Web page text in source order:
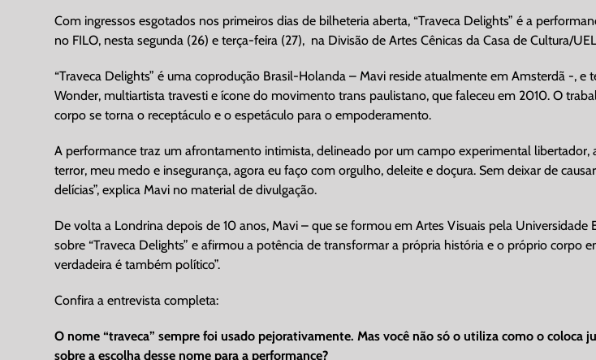
Com ingressos esgotados nos primeiros dias de bilheteria aberta, “Traveca Delights” é a
no FILO, nesta segunda (26) e terça-feira (27), na Divisão de Artes Cênicas da Casa de Cultura/
“Traveca Delights” é uma coprodução Brasil-Holanda – Mavi reside atualmente em Amsterdã -,
Wonder, multiartista travesti e ícone do movimento trans paulistano, que faleceu em 2010. O
corpo se torna o receptáculo e o espetáculo para o empoderamento.
A performance traz um afrontamento intimista, delineado por um campo experimental
terror, meu medo e insegurança, agora eu faço com orgulho, deleite e doçura. Sem deixar de
delícias”, explica Mavi no material de divulgação.
De volta a Londrina depois de 10 anos, Mavi – que se formou em Artes Visuais pela
sobre “Traveca Delights” e afirmou a potência de transformar a própria história e o próprio corpo
verdadeira é também político”.
Confira a entrevista completa:
O nome “traveca” sempre foi usado pejorativamente. Mas você não só o utiliza como o
sobre a escolha desse nome para a performance?